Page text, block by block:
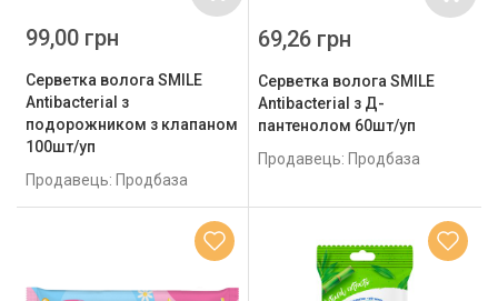
Серветка волога SMILE
Antibacterial з
подорожником з клапаном
100шт/уп
Продавець: Продбаза
99,00 грн
Серветка волога SMILE
Antibacterial з Д-
пантенолом 60шт/уп
Продавець: Продбаза
69,26 грн